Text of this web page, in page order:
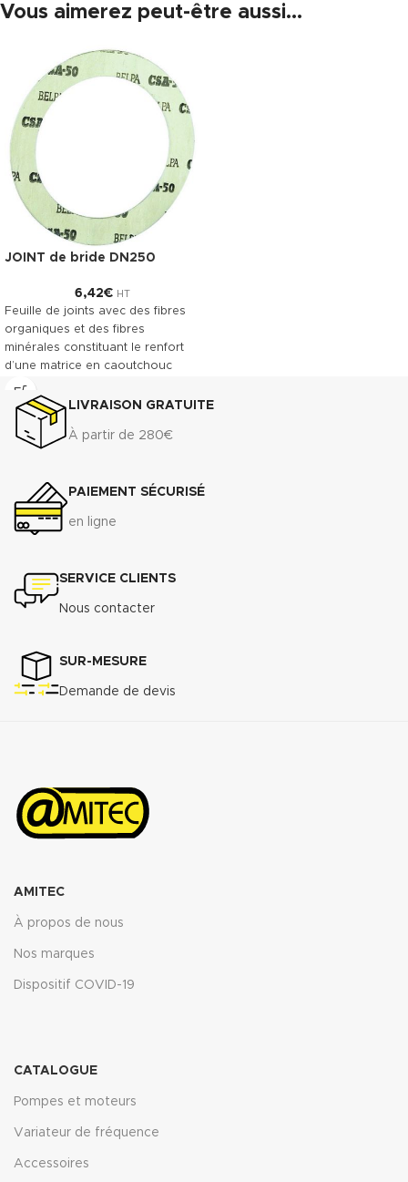
Vous aimerez peut-être aussi…
JOINT de bride DN250
6,42€ HT
Feuille de joints avec des fibres
organiques et des fibres
minérales constituant le renfort
d’une matrice en caoutchouc
NBR. Le TECNIFIBRE80 possède
ainsi une gamme étendue
d’emplois assurant une bonne
résistance.
Densité (+ 10%) : 1.75 g/cm
Compressibilité ASTM F-36 A : 7%
- 15%
Résistance à la traction
transversale
ASTM F-
Perméabilité au gaz DIN 3535/6 :
<0.5cm3/min.
Propriétés transmise pour
l’épaisseur 2mm.
Télécharger la fiche technique
LIVRAISON GRATUITE
À partir de 280€
PAIEMENT SÉCURISÉ
en ligne
SERVICE CLIENTS
Nous contacter
SUR-MESURE
Demande de devis
AMITEC
À propos de nous
Nos marques
Dispositif COVID-19
CATALOGUE
Pompes et moteurs
Variateur de fréquence
Accessoires